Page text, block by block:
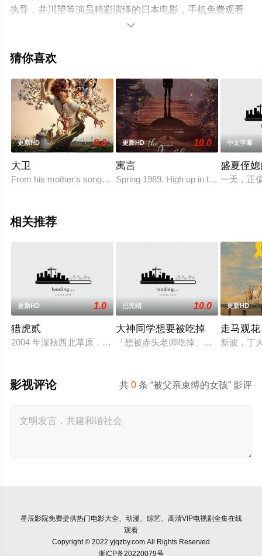
执导，井川望等演员精彩演绎的日本电影，手机免费观看
高清无删减完整版电影大全就上星辰影视，更多相关信息

猜你喜欢
更新HD 8.0
大卫
From his mother's songs to his clash with Goliat
更新HD 10.0
寓言
Spring 1989. High up in the Indian
中文字幕
盛夏侄
一天，正
相关推荐
更新HD 1.0
猎虎贰
2004 年深秋西北草原，假交警截停铜矿押运车，炸药破箱、两
已完结 10.0
大神同学想要被吃掉
「想被赤头老师吃掉」被大街小巷
更新HD
走马观花
新波，丁
共0 条 “被父亲束缚的女孩” 影评
影视评论
星辰影院免费提供热门电影大全、动漫、综艺、高清VIP电视剧全集在线
观看
Copyright © 2022 yjqzby.com All Rights Reserved
浙ICP备20220079号